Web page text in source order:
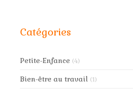
Catégories
Petite-Enfance (4)
Bien-être au travail (1)